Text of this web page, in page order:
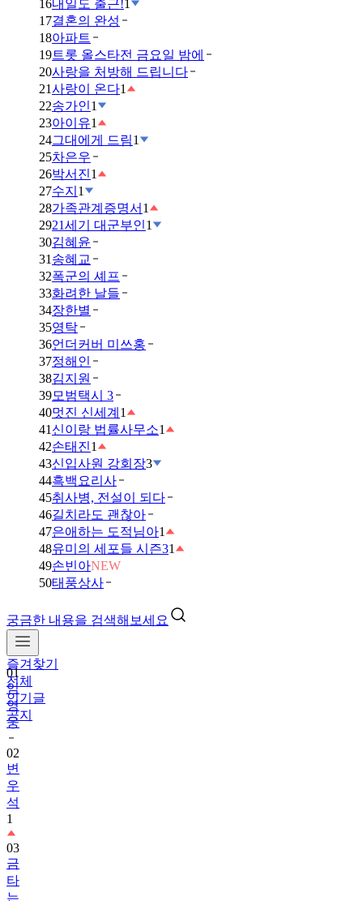
16내일도 출근!1
17결혼의 완성
18아파트
19트롯 올스타전 금요일 밤에
20사랑을 처방해 드립니다
21사랑이 온다1
22송가인1
23아이유1
24그대에게 드림1
25차은우
26박서진1
27수지 1
28가족관계증명서 1
2921세기 대군부인1
30김혜윤
31 송혜교
32폭군의 셰프
33화려한 날들
34장한별
35영탁
36언더커버 미쓰홍
37정해인
38김지원
39모범택시 3
40멋진 신세계 1
41 신이랑 법률사무소1
42손태진1
43신입사원 강회장3
44흑백요리사
45취사병, 전설이 되다
46길치라도 괜찮아
47은애하는 도적님아1
48유미의 세포들 시즌31
49손빈아NEW
50태풍상사
궁금한 내용을 검색해보세요
즐겨찾기
전체
인기글
공지
01
임
영
웅
02
변
우
석
1
03
금
타
는